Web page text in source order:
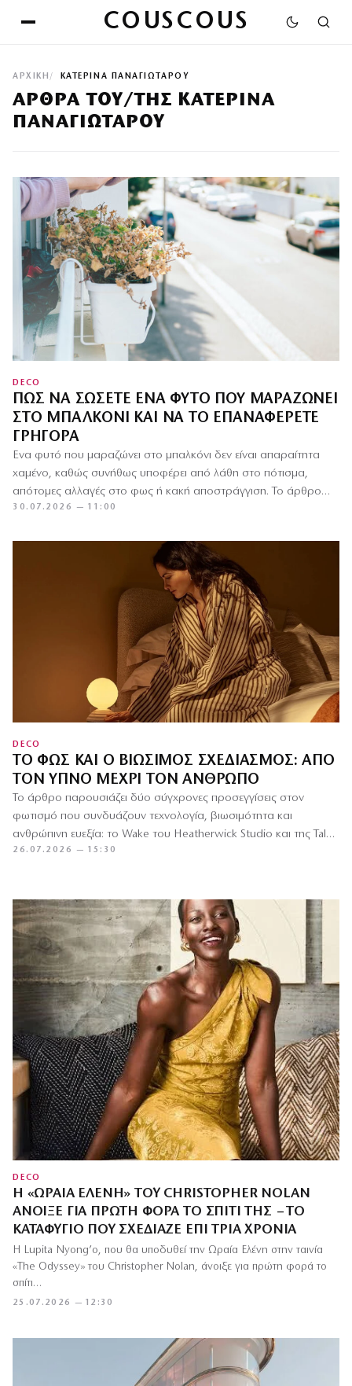
COUSCOUS
ΑΡΧΙΚΉ ΚΑΤΕΡΊΝΑ ΠΑΝΑΓΙΏΤΑΡΟΥ
ΆΡΘΡΑ ΤΟΥ/ΤΗΣ ΚΑΤΕΡΊΝΑ
ΠΑΝΑΓΙΏΤΑΡΟΥ
DECO
ΠΏΣ ΝΑ ΣΏΣΕΤΕ ΈΝΑ ΦΥΤΌ ΠΟΥ ΜΑΡΑΖΏΝΕΙ
ΣΤΟ ΜΠΑΛΚΌΝΙ ΚΑΙ ΝΑ ΤΟ ΕΠΑΝΑΦΈΡΕΤΕ
ΓΡΉΓΟΡΑ
Ένα φυτό που μαραζώνει στο μπαλκόνι δεν είναι απαραίτητα
χαμένο, καθώς συνήθως υποφέρει από λάθη στο πότισμα,
απότομες αλλαγές στο φως ή κακή αποστράγγιση. Το άρθρο…
30.07.2026 — 11:00
DECO
ΤΟ ΦΩΣ ΚΑΙ Ο ΒΙΏΣΙΜΟΣ ΣΧΕΔΙΑΣΜΌΣ: ΑΠΌ
ΤΟΝ ΎΠΝΟ ΜΈΧΡΙ ΤΟΝ ΆΝΘΡΩΠΟ
Το άρθρο παρουσιάζει δύο σύγχρονες προσεγγίσεις στον
φωτισμό που συνδυάζουν τεχνολογία, βιωσιμότητα και
ανθρώπινη ευεξία: το Wake του Heatherwick Studio και της Tala,
ένα έξυπνο φωτιστικό…
26.07.2026 — 15:30
DECO
Η «ΩΡΑΊΑ ΕΛΈΝΗ» ΤΟΥ CHRISTOPHER NOLAN
ΆΝΟΙΞΕ ΓΙΑ ΠΡΏΤΗ ΦΟΡΆ ΤΟ ΣΠΊΤΙ ΤΗΣ – ΤΟ
ΚΑΤΑΦΎΓΙΟ ΠΟΥ ΣΧΕΔΊΑΖΕ ΕΠΊ ΤΡΊΑ ΧΡΌΝΙΑ
25.07.2026 — 12:30
Η Lupita Nyong’o, που θα υποδυθεί την Ωραία Ελένη στην ταινία
«The Odyssey» του Christopher Nolan, άνοιξε για πρώτη φορά το
σπίτι…